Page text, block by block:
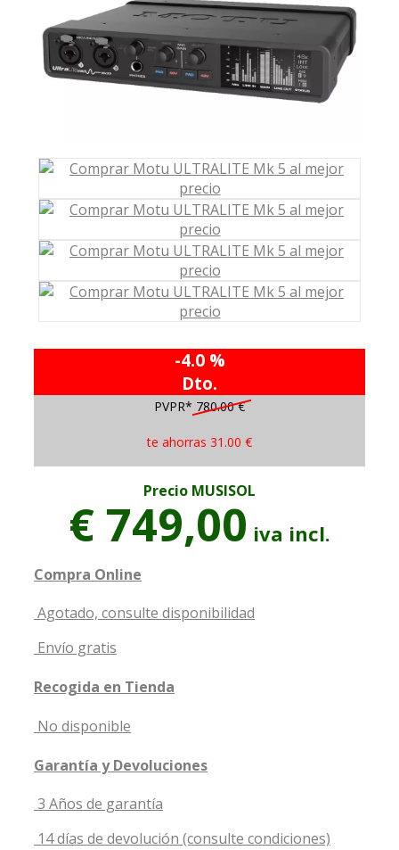
-4.0 %
Dto.
PVPR* 780.00 €
te ahorras 31.00 €
Precio MUSISOL
€ 749,00 iva incl.
Compra Online
Agotado, consulte disponibilidad
Envío gratis
Recogida en Tienda
No disponible
Garantía y Devoluciones
3 Años de garantía
14 días de devolución (consulte condiciones)